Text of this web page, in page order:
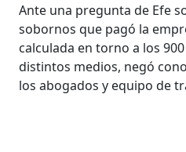
Ante una pregunta de Efe
sobornos que pagó la
calculada en torno a los
distintos medios, negó
los abogados y equipo de